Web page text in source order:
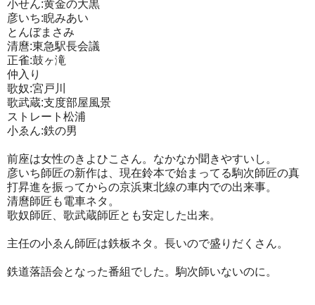
小せん:黄金の大黒
彦いち:睨みあい
とんぼまさみ
清麿:東急駅長会議
正雀:鼓ヶ滝
仲入り
歌奴:宮戸川
歌武蔵:支度部屋風景
ストレート松浦
小ゑん:鉄の男
前座は女性のきよひこさん。なかなか聞きやすいし。
彦いち師匠の新作は、現在鈴本で始まってる駒次師匠の真
打昇進を振ってからの京浜東北線の車内での出来事。
清麿師匠も電車ネタ。
歌奴師匠、歌武蔵師匠とも安定した出来。
主任の小ゑん師匠は鉄板ネタ。長いので盛りだくさん。
鉄道落語会となった番組でした。駒次師いないのに。